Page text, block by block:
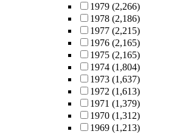
1979 (2,266)
1978 (2,186)
1977 (2,215)
1976 (2,165)
1975 (2,165)
1974 (1,804)
1973 (1,637)
1972 (1,613)
1971 (1,379)
1970 (1,312)
1969 (1,213)